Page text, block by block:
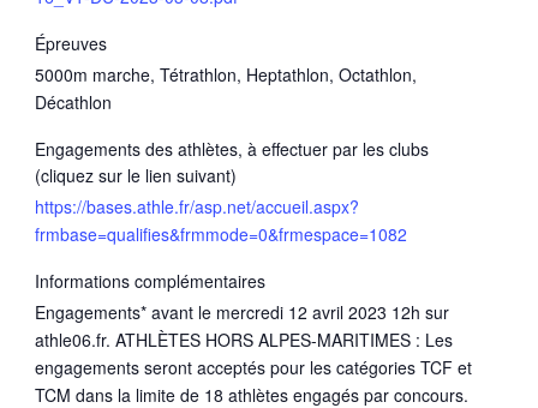
Épreuves
5000m marche, Tétrathlon, Heptathlon, Octathlon,
Décathlon
Engagements des athlètes, à effectuer par les clubs
(cliquez sur le lien suivant)
https://bases.athle.fr/asp.net/accueil.aspx?
frmbase=qualifies&frmmode=0&frmespace=1082
Informations complémentaires
Engagements* avant le mercredi 12 avril 2023 12h sur
athle06.fr. ATHLÈTES HORS ALPES-MARITIMES : Les
engagements seront acceptés pour les catégories TCF et
TCM dans la limite de 18 athlètes engagés par concours.